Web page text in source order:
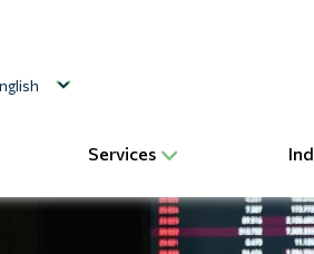
your language
Services